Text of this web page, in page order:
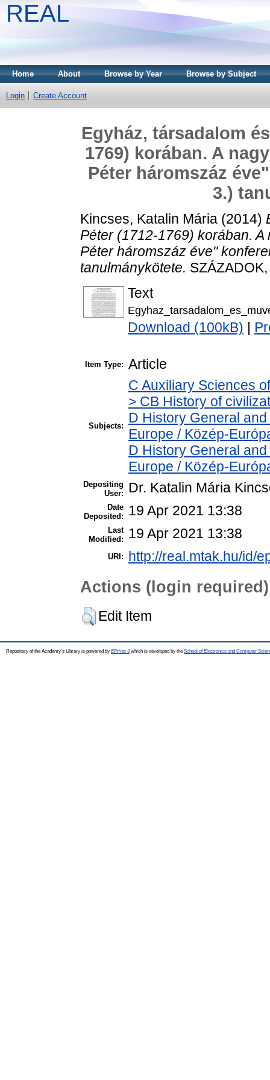
REAL
Home About Browse by Year Browse by Subject
Login Create Account
Egyház, társadalom
1769) korában. A
Péter háromszáz
3.)
Kincses, Katalin Mária (2014)
Péter (1712-1769) korában.
Péter háromszáz éve"
tanulmánykötete.
Text
Download (100kB)
Item Type: Article
Subjects:
C Auxiliary Sciences
> CB History of
D History General
Europe / Közép-
D History General
Europe / Közép-
Depositing
User:
Dr. Katalin Mária
Date
Deposited:
19 Apr 2021 13:38
Last
Modified:
19 Apr 2021 13:38
URI: http://real.mtak.hu/id/
Actions (login required)
Edit Item
Repository of the Academy's Library is powered by EPrints 3which is developed by the School of Electronics and Computer